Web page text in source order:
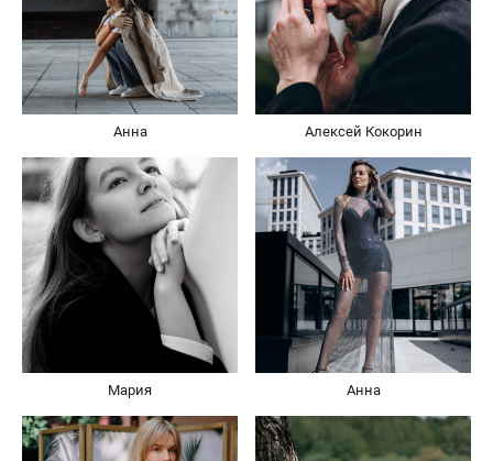
Анна Алексей Кокорин
Мария Анна